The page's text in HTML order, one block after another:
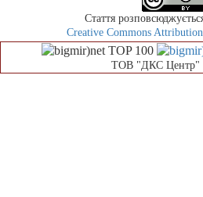
Стаття
Creative Commons
ТОВ "ДКС Центр"